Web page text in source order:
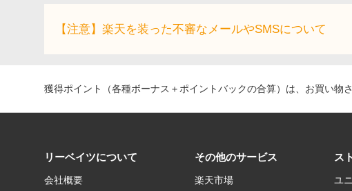
【注意】楽天を装った不審なメールやSMSについて
獲得ポイント（各種ボーナス＋ポイントバックの合算）は、お買い
リーベイツについて
会社概要
その他のサービス
楽天市場
ス
ユ